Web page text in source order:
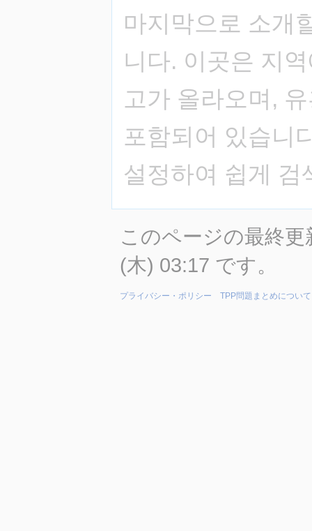
마지막으로 소개
니다. 이곳은 지
고가 올라오며,
포함되어 있습니
설정하여 쉽게 검
このページの最終
(木) 03:17 です。
プライバシー・ポリシー TPP問題まとめについて